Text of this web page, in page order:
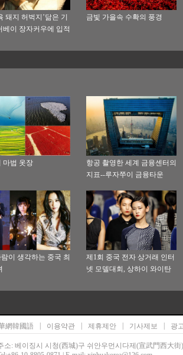
돼지 허벅지’닮은 기
베이 장자커우에 입적
금빛 가을속 수확의 풍경
마법 옷장
항공 촬영한 세계 금융센터의
지표--루자쭈이 금융타운
이 생각하는 중국 최
제1회 중국 전자 상거래 인터
넷 모델대회, 상하이 와이탄
網韓國語 | 이용약관 | 제휴제안 | 기사제보 | 광
소: 베이징시 시청(西城)구 쉬안우먼시다제(宣武門西大街